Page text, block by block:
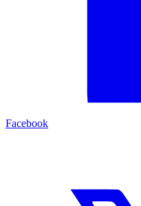
Facebook